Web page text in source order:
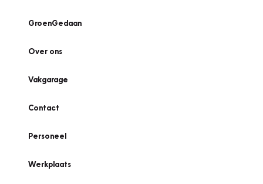
GroenGedaan
Over ons
Vakgarage
Contact
Personeel
Werkplaats